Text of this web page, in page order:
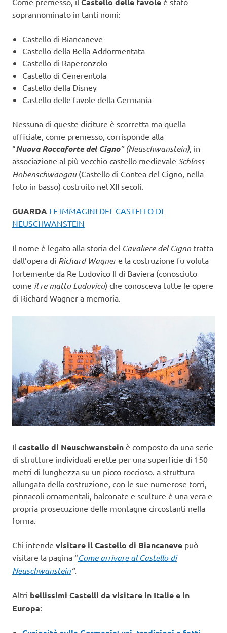
soprannominato in tanti nomi:
Castello di Biancaneve
Castello della Bella Addormentata
Castello di Raperonzolo
Castello di Cenerentola
Castello della Disney
Castello delle favole della Germania
Nessuna di queste diciture è scorretta ma quella
ufficiale, come premesso, corrisponde alla
“NuovaRoccaforte del Cigno” (Neuschwanstein) , in
associazione al più vecchio castello medievale Schloss
Hohenschwangau (Castello di Contea del Cigno, nella
foto in basso) costruito nel XII secoli.
GUARDA LE IMMAGINI DEL CASTELLO DI
NEUSCHWANSTEIN
Il nome è legato alla storia del Cavaliere del Cigno tratta
dall’opera di Richard Wagnere la costruzione fu voluta
fortemente da Re Ludovico II di Baviera (conosciuto
come il re matto Ludovico) che conosceva tutte le opere
di Richard Wagner a memoria.
Il castello di Neuschwanstein è composto da una serie
di strutture individuali erette per una superficie di 150
metri di lunghezza su un picco roccioso. a struttura
allungata della costruzione, con le sue numerose torri,
pinnacoli ornamentali, balconate e sculture è una vera e
propria prosecuzione delle montagne circostanti nella
forma.
Chi intende visitare il Castello di Biancaneve può
visitare la pagina “Come arrivare al Castello di
Neuschwanstein“.
Altri bellissimi Castelli da visitare in Italie e in
Europa: